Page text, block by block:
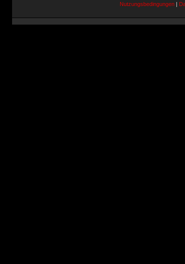
Nutzungsbedingungen |